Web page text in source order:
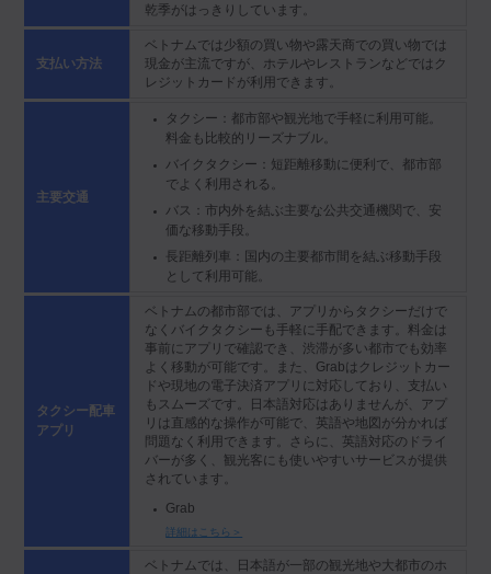
乾季がはっきりしています。
支払い方法
ベトナムでは少額の買い物や露天商での買い物では
現金が主流ですが、ホテルやレストランなどではク
レジットカードが利用できます。
主要交通
タクシー：都市部や観光地で手軽に利用可能。
料金も比較的リーズナブル。
バイクタクシー：短距離移動に便利で、都市部
でよく利用される。
バス：市内外を結ぶ主要な公共交通機関で、安
価な移動手段。
長距離列車：国内の主要都市間を結ぶ移動手段
として利用可能。
タクシー配車
アプリ
ベトナムの都市部では、アプリからタクシーだけで
なくバイクタクシーも手軽に手配できます。料金は
事前にアプリで確認でき、渋滞が多い都市でも効率
よく移動が可能です。また、Grabはクレジットカー
ドや現地の電子決済アプリに対応しており、支払い
もスムーズです。日本語対応はありませんが、アプ
リは直感的な操作が可能で、英語や地図が分かれば
問題なく利用できます。さらに、英語対応のドライ
バーが多く、観光客にも使いやすいサービスが提供
されています。
Grab
詳細はこちら＞
ベトナムでは、日本語が一部の観光地や大都市のホ